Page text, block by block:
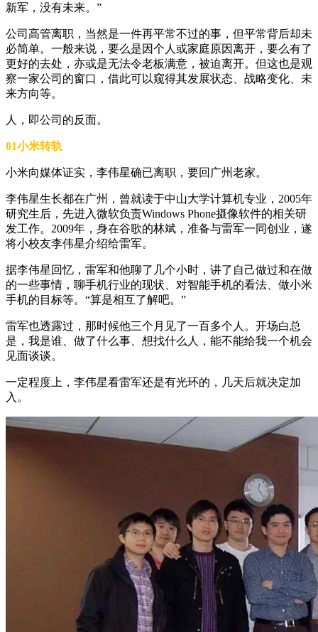
新军，没有未来。”
公司高管离职，当然是一件再平常不过的事，但平常背后却未
必简单。一般来说，要么是因个人或家庭原因离开，要么有了
更好的去处，亦或是无法令老板满意，被迫离开。但这也是观
察一家公司的窗口，借此可以窥得其发展状态、战略变化、未
来方向等。
人，即公司的反面。
01小米转轨
小米向媒体证实，李伟星确已离职，要回广州老家。
李伟星生长都在广州，曾就读于中山大学计算机专业，2005年
研究生后，先进入微软负责Windows Phone摄像软件的相关研
发工作。2009年，身在谷歌的林斌，准备与雷军一同创业，遂
将小校友李伟星介绍给雷军。
据李伟星回忆，雷军和他聊了几个小时，讲了自己做过和在做
的一些事情，聊手机行业的现状、对智能手机的看法、做小米
手机的目标等。“算是相互了解吧。”
雷军也透露过，那时候他三个月见了一百多个人。开场白总
是，我是谁、做了什么事、想找什么人，能不能给我一个机会
见面谈谈。
一定程度上，李伟星看雷军还是有光环的，几天后就决定加
入。